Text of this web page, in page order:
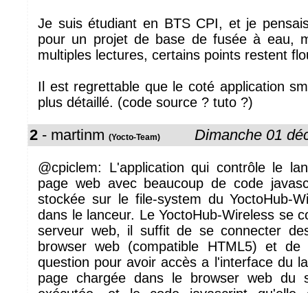
Je suis étudiant en BTS CPI, et je
pour un projet de base de fusée à eau,
multiples lectures, certains points restent
Il est regrettable que le coté application
plus détaillé. (code source ? tuto ?)
2 - martinm (Yocto-Team) Dimanche 01
@cpiclem: L'application qui contrôle le
page web avec beaucoup de code
stockée sur le file-system du YoctoHub-
dans le lanceur. Le YoctoHub-Wireless se
serveur web, il suffit de se connecter
browser web (compatible HTML5) et
question pour avoir accès a l'interface du
page chargée dans le browser web du